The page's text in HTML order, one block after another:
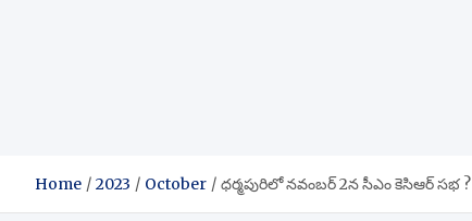
Home 2023 October ధర్మపురిలో నవంబర్ 2న సీఎం కెసిఆర్ సభ ?